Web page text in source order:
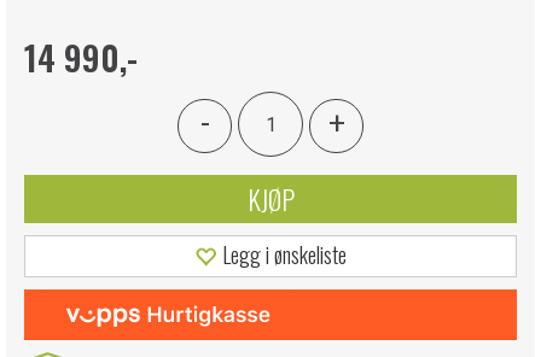
14 990,-
- +
KJØP
Legg i ønskeliste